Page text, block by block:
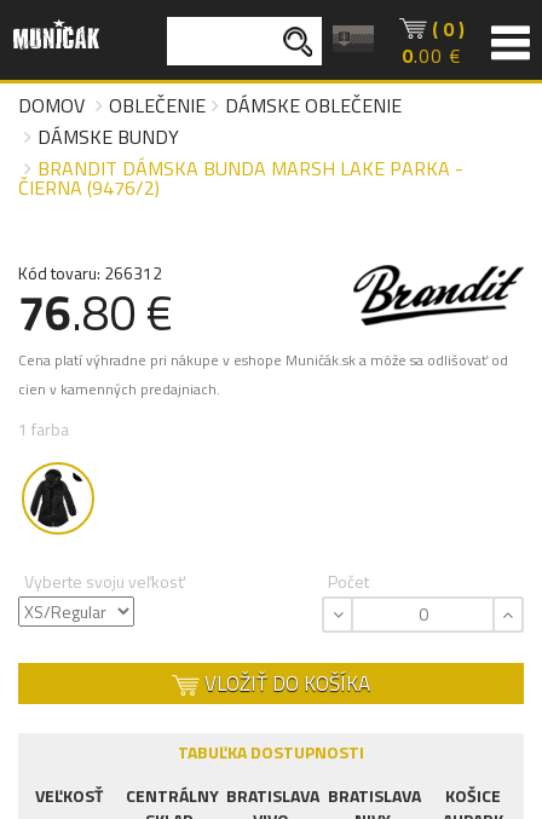
( 0 )
0.00 €
DOMOV
OBLEČENIE
DÁMSKE OBLEČENIE
DÁMSKE BUNDY
BRANDIT DÁMSKA BUNDA MARSH LAKE PARKA -
ČIERNA (9476/2)
Kód tovaru: 266312
76.80 €
Cena platí výhradne pri nákupe v eshope Muničák.sk a môže sa odlišovať od
cien v kamenných predajniach.
1 farba
Vyberte svoju veľkosť Počet
VLOŽIŤ DO KOŠÍKA
TABUĽKA DOSTUPNOSTI
VEĽKOSŤ
CENTRÁLNY BRATISLAVA BRATISLAVA
KOŠICE